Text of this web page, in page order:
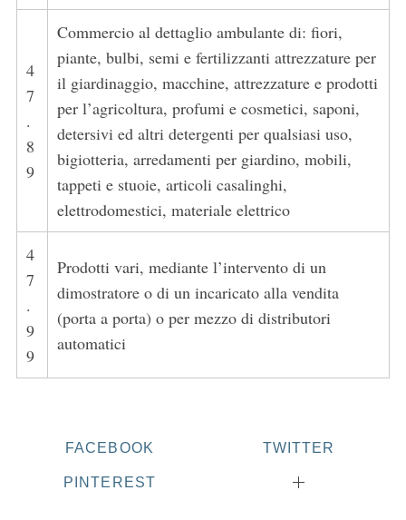
4
7
.
8
9
Commercio al dettaglio ambulante di: fiori,
piante, bulbi, semi e fertilizzanti attrezzature per
il giardinaggio, macchine, attrezzature e prodotti
per l’agricoltura, profumi e cosmetici, saponi,
detersivi ed altri detergenti per qualsiasi uso,
bigiotteria, arredamenti per giardino, mobili,
tappeti e stuoie, articoli casalinghi,
elettrodomestici, materiale elettrico
4
7
.
9
9
Prodotti vari, mediante l’intervento di un
dimostratore o di un incaricato alla vendita
(porta a porta) o per mezzo di distributori
automatici
FACEBOOK TWITTER
PINTEREST